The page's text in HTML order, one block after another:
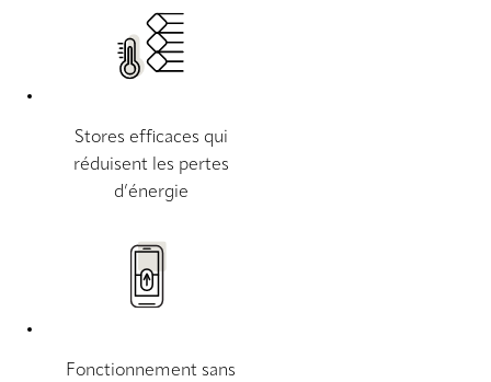
Stores efficaces qui
réduisent les pertes
d’énergie
Fonctionnement sans